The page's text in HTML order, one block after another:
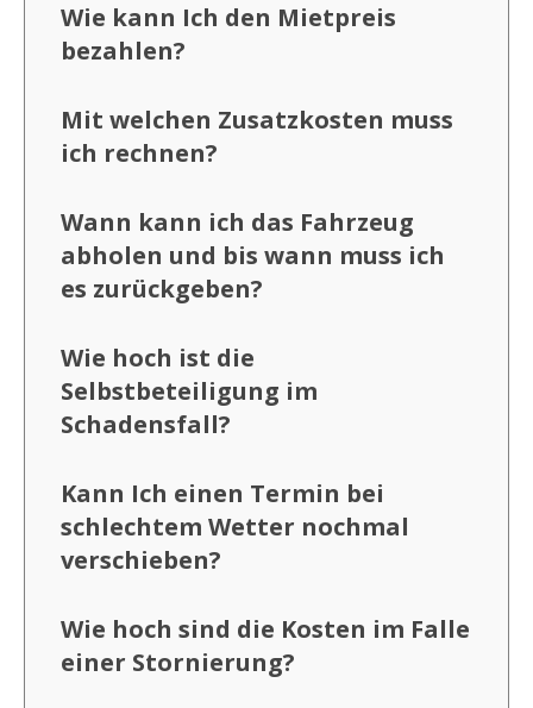
Wie kann Ich den Mietpreis
bezahlen?
Mit welchen Zusatzkosten muss
ich rechnen?
Wann kann ich das Fahrzeug
abholen und bis wann muss ich
es zurückgeben?
Wie hoch ist die
Selbstbeteiligung im
Schadensfall?
Kann Ich einen Termin bei
schlechtem Wetter nochmal
verschieben?
Wie hoch sind die Kosten im Falle
einer Stornierung?